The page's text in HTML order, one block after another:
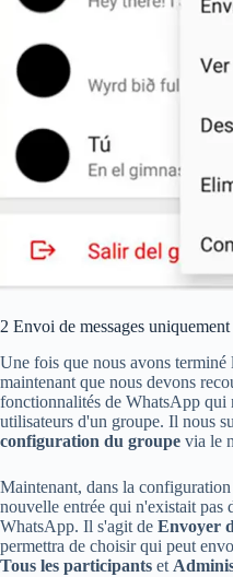
2 Envoi de messages
Une fois que nous avons terminé
maintenant que nous devons
fonctionnalités de WhatsApp qui
utilisateurs d'un groupe. Il nous
configuration du groupe via le
Maintenant, dans la
nouvelle entrée qui n'existait pas
WhatsApp. Il s'agit de Envoyer
permettra de choisir qui peut
Tous les participants et